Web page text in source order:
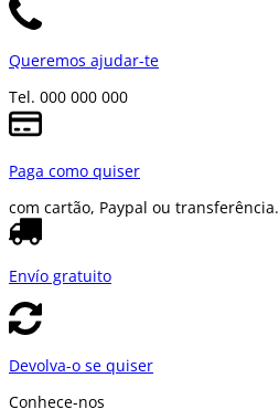
Queremos ajudar-te
Tel. 000 000 000
Paga como quiser
com cartão, Paypal ou transferência.
Envío gratuito
Devolva-o se quiser
Conhece-nos